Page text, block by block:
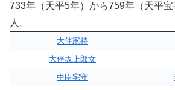
733年（天平5年）から759年（天平
人。
大伴家持
大伴坂上郎女
中臣宅守